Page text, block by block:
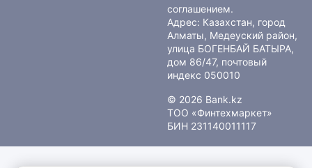
соглашением.
Адрес: Казахстан, город
Алматы, Медеуский район,
улица БОГЕНБАЙ БАТЫРА,
дом 86/47, почтовый
индекс 050010
© 2026 Bank.kz
ТОО «Финтехмаркет»
БИН 231140011117